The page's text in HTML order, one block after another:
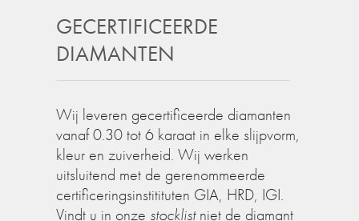
GECERTIFICEERDE
DIAMANTEN
Wij leveren gecertificeerde diamanten
vanaf 0.30 tot 6 karaat in elke slijpvorm,
kleur en zuiverheid. Wij werken
uitsluitend met de gerenommeerde
certificeringsinstitituten GIA, HRD, IGI.
Vindt u in onze stocklistniet de diamant